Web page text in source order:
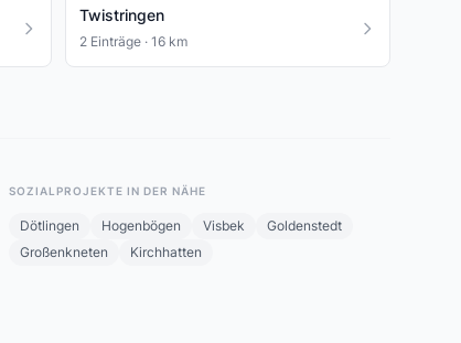
Twistringen
2 Einträge · 16 km
SOZIALPROJEKTE IN DER NÄHE
Dötlingen Hogenbögen Visbek
Goldenstedt
Großenkneten
Kirchhatten